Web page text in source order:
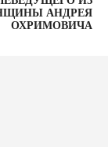
АНДРЕЯ
ОХРИМОВИЧА